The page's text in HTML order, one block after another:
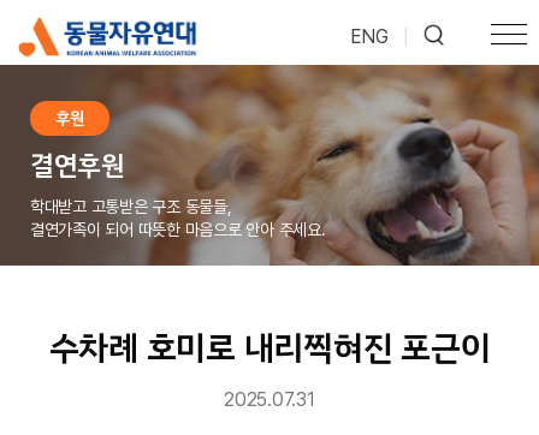
ENG
후원
결연후원
학대받고 고통받은 구조 동물들,
결연가족이 되어 따뜻한 마음으로 안아 주세요.
수차례 호미로 내리찍혀진 포근이
2025.07.31